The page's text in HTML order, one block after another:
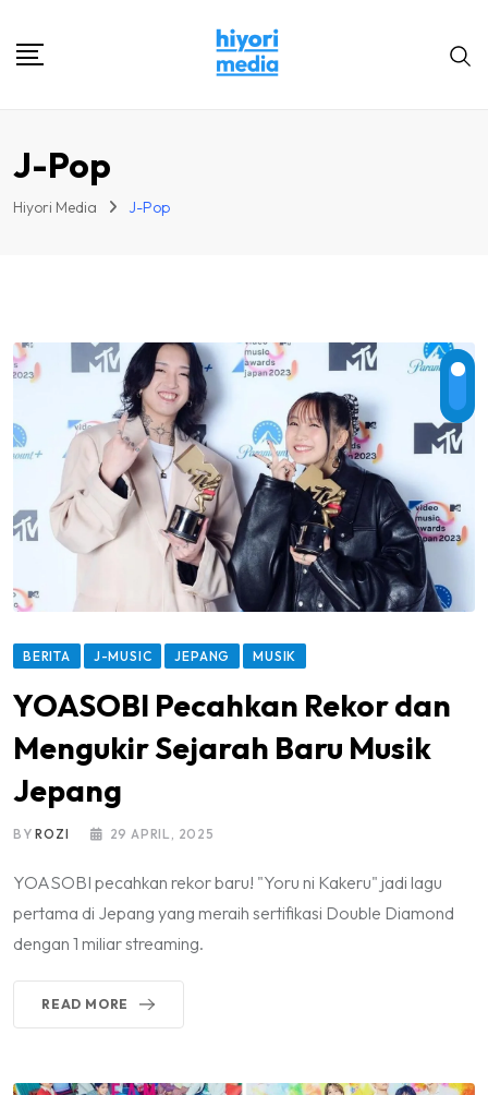
J-Pop
Hiyori Media J-Pop
BERITA J-MUSIC JEPANG MUSIK
YOASOBI Pecahkan Rekor dan
Mengukir Sejarah Baru Musik
Jepang
BYROZI 29 APRIL, 2025
YOASOBI pecahkan rekor baru! "Yoru ni Kakeru" jadi lagu
pertama di Jepang yang meraih sertifikasi Double Diamond
dengan 1 miliar streaming.
READ MORE